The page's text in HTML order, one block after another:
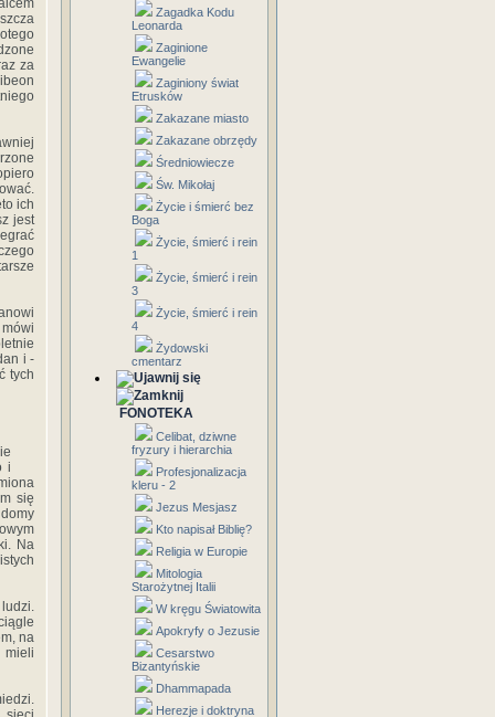
za
ich
jest
i -
tych
i
się
Na
na
mieli
Zagadka Kodu
Leonarda
Zaginione
Ewangelie
Zaginiony świat
Etrusków
Zakazane miasto
Zakazane obrzędy
Średniowiecze
Św. Mikołaj
Życie i śmierć bez
Boga
Życie, śmierć i rein
1
Życie, śmierć i rein
3
Życie, śmierć i rein
4
Żydowski
cmentarz
FONOTEKA
Celibat, dziwne
fryzury i hierarchia
Profesjonalizacja
kleru - 2
Jezus Mesjasz
Kto napisał Biblię?
Religia w Europie
Mitologia
Starożytnej Italii
W kręgu Światowita
Apokryfy o Jezusie
Cesarstwo
Bizantyńskie
Dhammapada
Herezje i doktryna